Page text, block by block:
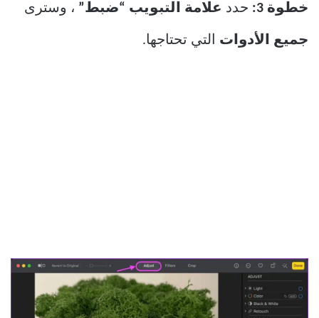
خطوة 3: حدد علامة التبويب “ضبط” ، وسترى
جميع الأدوات التي تحتاجها.